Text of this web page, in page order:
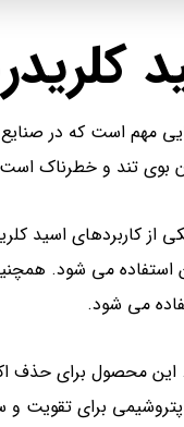
مهم است که در
بوی تند و خطرناک
از کاربردهای
می شود.
می شود.
محصول برای حذف
برای تقویت